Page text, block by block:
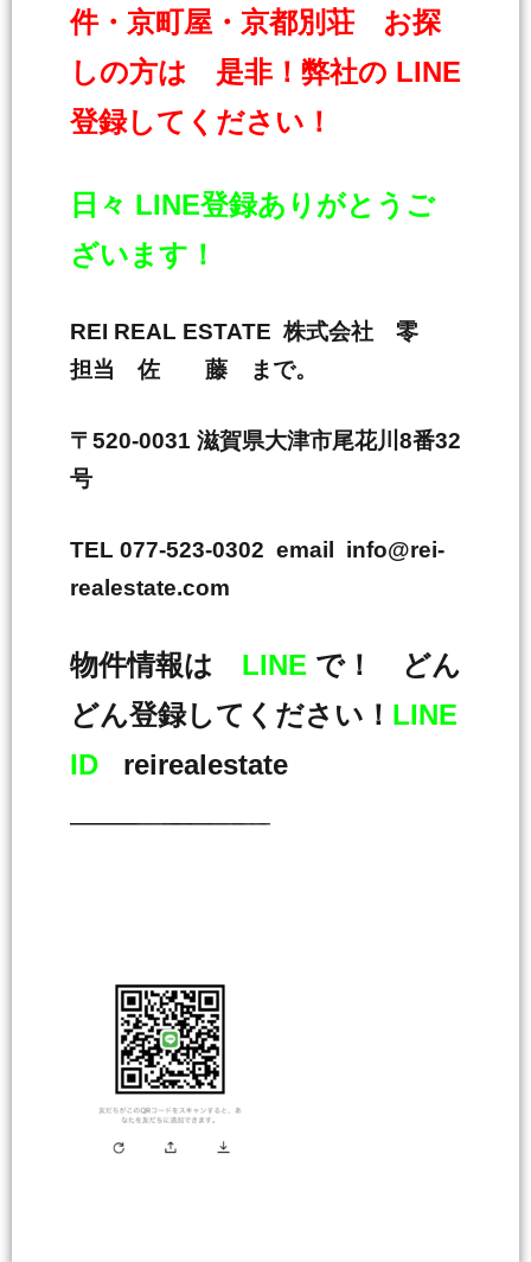
件・京町屋・京都別荘 お探
しの方は 是非！弊社の LINE
登録してください！
日々 LINE登録ありがとうご
ざいます！
REI REAL ESTATE 株式会社 零
担当 佐 藤 まで。
〒520-0031 滋賀県大津市尾花川8番32
号
TEL 077-523-0302 email info@rei-
realestate.com
物件情報は LINE で！ どん
どん登録してください！ LINE
ID reirealestate